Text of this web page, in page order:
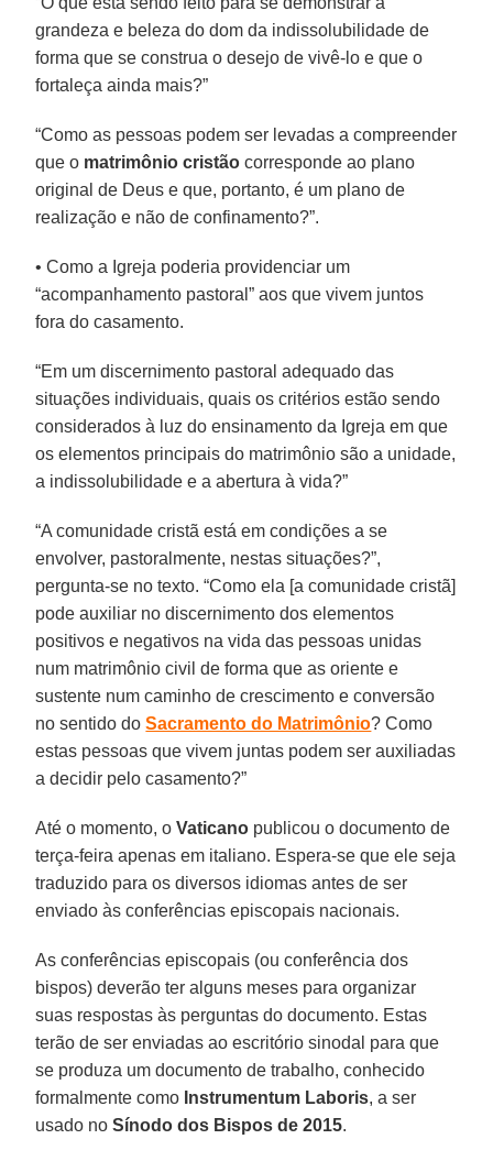
grandeza e beleza do dom da indissolubilidade de
forma que se construa o desejo de vivê-lo e que o
fortaleça ainda mais?”
“Como as pessoas podem ser levadas a compreender
que o matrimônio cristão corresponde ao plano
original de Deus e que, portanto, é um plano de
realização e não de confinamento?”.
• Como a Igreja poderia providenciar um
“acompanhamento pastoral” aos que vivem juntos
fora do casamento.
“Em um discernimento pastoral adequado das
situações individuais, quais os critérios estão sendo
considerados à luz do ensinamento da Igreja em que
os elementos principais do matrimônio são a unidade,
a indissolubilidade e a abertura à vida?”
“A comunidade cristã está em condições a se
envolver, pastoralmente, nestas situações?”,
pergunta-se no texto. “Como ela [a comunidade cristã]
pode auxiliar no discernimento dos elementos
positivos e negativos na vida das pessoas unidas
num matrimônio civil de forma que as oriente e
sustente num caminho de crescimento e conversão
no sentido doSacramento do Matrimônio? Como
estas pessoas que vivem juntas podem ser auxiliadas
a decidir pelo casamento?”
Até o momento, oVaticano publicou o documento de
terça-feira apenas em italiano. Espera-se que ele seja
traduzido para os diversos idiomas antes de ser
enviado às conferências episcopais nacionais.
As conferências episcopais (ou conferência dos
bispos) deverão ter alguns meses para organizar
suas respostas às perguntas do documento. Estas
terão de ser enviadas ao escritório sinodal para que
se produza um documento de trabalho, conhecido
formalmente como Instrumentum Laboris, a ser
usado noSínodo dos Bispos de 2015.